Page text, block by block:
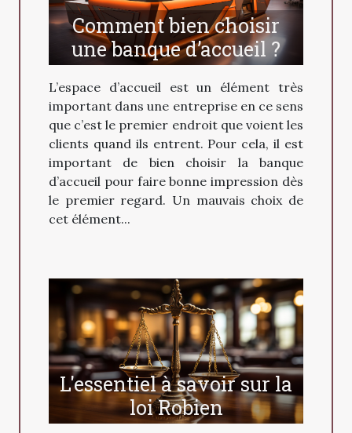
Comment bien choisir
une banque d’accueil ?
L’espace d’accueil est un élément très
important dans une entreprise en ce sens
que c’est le premier endroit que voient les
clients quand ils entrent. Pour cela, il est
important de bien choisir la banque
d’accueil pour faire bonne impression dès
le premier regard. Un mauvais choix de
cet élément...
L'essentiel à savoir sur la
loi Robien